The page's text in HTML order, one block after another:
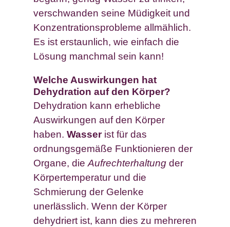
verschwanden seine Müdigkeit und
Konzentrationsprobleme allmählich.
Es ist erstaunlich, wie einfach die
Lösung manchmal sein kann!
Welche Auswirkungen hat
Dehydration auf den Körper?
Dehydration kann erhebliche
Auswirkungen auf den Körper
haben. Wasserist für das
ordnungsgemäße Funktionieren der
Organe, die Aufrechterhaltungder
Körpertemperatur und die
Schmierung der Gelenke
unerlässlich. Wenn der Körper
dehydriert ist, kann dies zu mehreren